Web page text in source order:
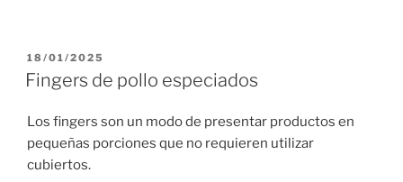
PUBLICADO
EL
18/01/2025
Fingers de pollo especiados
Los fingers son un modo de presentar productos en
pequeñas porciones que no requieren utilizar
cubiertos.